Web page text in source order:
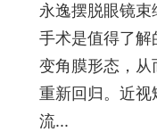
永逸摆脱眼镜
手术是值得了解
变角膜形态，从
重新回归。近视
流...